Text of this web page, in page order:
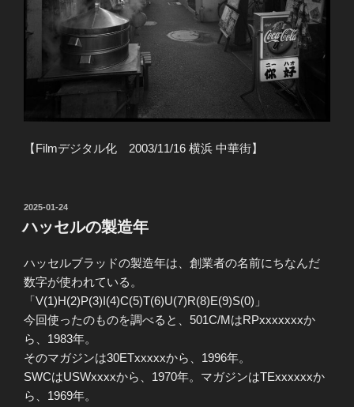
【Filmデジタル化 2003/11/16 横浜 中華街】
投
日:
2025-01-24
ハッセルの製造年
ハッセルブラッドの製造年は、創業者の名前にちなんだ
数字が使われている。
「V(1)H(2)P(3)I(4)C(5)T(6)U(7)R(8)E(9)S(0)」
今回使ったのものを調べると、501C/MはRPxxxxxxxか
ら、1983年。
そのマガジンは30ETxxxxxから、1996年。
SWCはUSWxxxxから、1970年。マガジンはTExxxxxxか
ら、1969年。